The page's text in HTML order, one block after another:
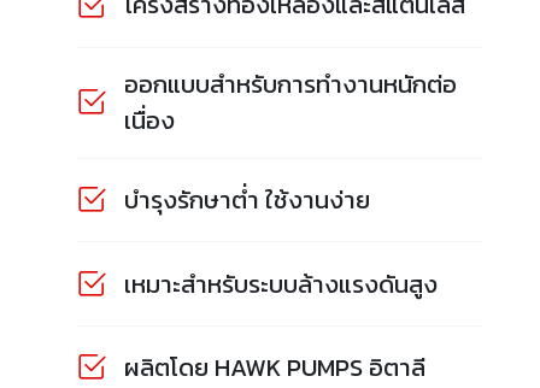
ออกแบบสำหรับการทำงานหนักต่อ
เนื่อง
บำรุงรักษาต่ำ ใช้งานง่าย
เหมาะสำหรับระบบล้างแรงดันสูง
ผลิตโดย HAWK PUMPS อิตาลี